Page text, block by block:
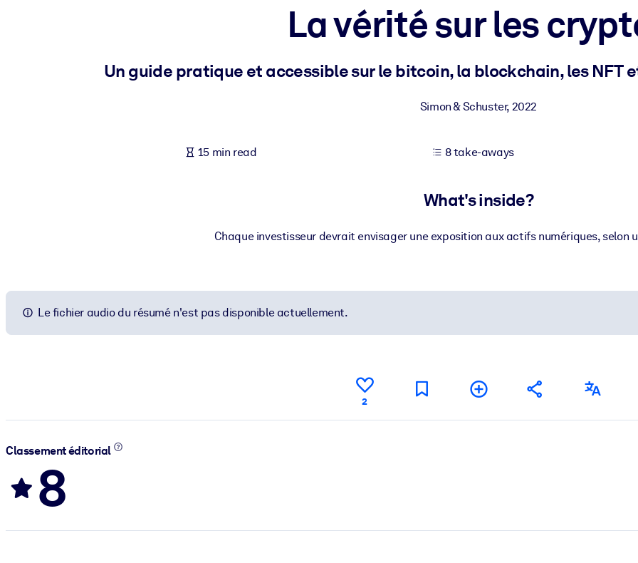
For Corporate Libraries
Fuel your AI systems with reliable, structured knowledge to improve outputs.
La vérité sur les
Un guide pratique et accessible sur le bitcoin, la blockchain, les NFT
Simon & Schuster, 2022
15 min read 8 take-aways
What's inside?
Chaque investisseur devrait envisager une exposition aux actifs numériques, selon
Le fichier audio du résumé n'est pas disponible actuellement.
2
Classement éditorial
8